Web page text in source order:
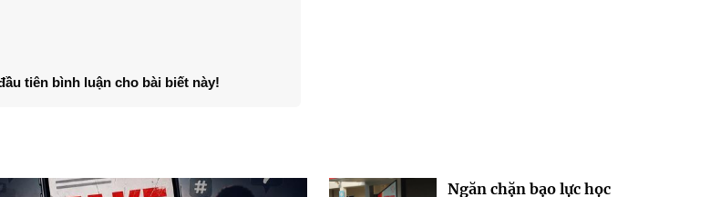
tiên bình luận cho bài biết này!
Ngăn chặn bạo lực học